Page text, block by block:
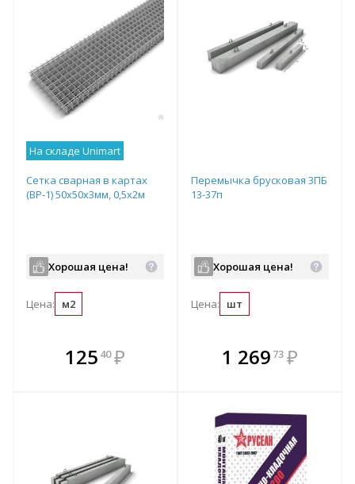
На складе Unimart
Сетка сварная в картах
(ВР-1) 50х50х3мм, 0,5х2м
Хорошая цена!
Цена: м2
125 40 ₽
В комплекте
всегда выгоднее!
Перемычка брусковая 3ПБ
13-37п
Хорошая цена!
Цена: шт
В комплекте
всегда выгоднее!
1 269 73 ₽